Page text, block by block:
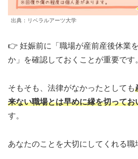
出典：リベラルアーツ大学
👉 妊娠前に「職場が産前産後休業
か」を確認しておくことが重要です
そもそも、法律がなかったとしても
来ない職場とは早めに縁を切ってお
す。
あなたのことを大切にしてくれる職